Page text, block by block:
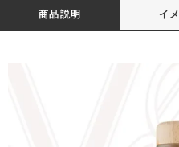
商品説明 イ